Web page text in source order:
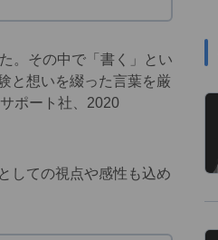
。その中で「書く」とい
と想いを綴った言葉を厳
サポート社、2020
しての視点や感性も込め